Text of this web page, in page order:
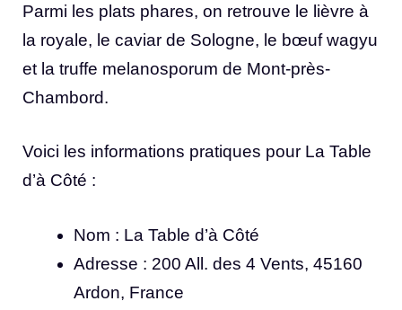
Parmi les plats phares, on retrouve le lièvre à
la royale, le caviar de Sologne, le bœuf wagyu
et la truffe melanosporum de Mont-près-
Chambord.
Voici les informations pratiques pour La Table
d’à Côté :
Nom : La Table d’à Côté
Adresse : 200 All. des 4 Vents, 45160
Ardon, France